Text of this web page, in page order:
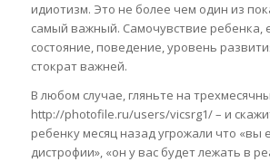
идиотизм. Это не более чем один из
самый важный. Самочувствие ребенка,
состояние, поведение, уровень
стократ важней.
В любом случае, гляньте на
http://photofile.ru/users/vicsrg1/ – и
ребенку месяц назад угрожали что «вы
дистрофии», «он у вас будет лежать в